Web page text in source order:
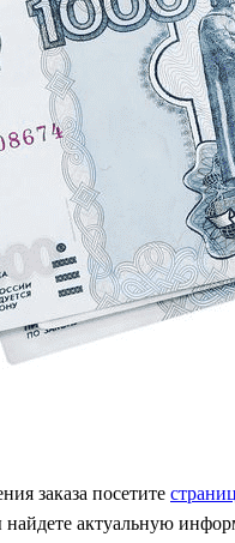
заказа посетите
найдете актуальную